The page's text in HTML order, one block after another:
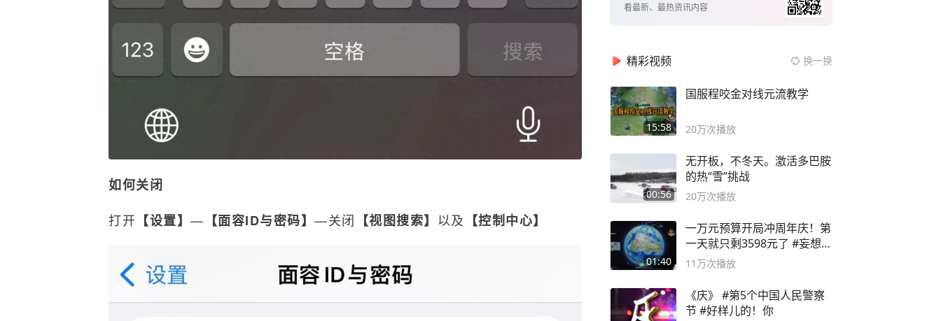
如何关闭
打开 【设置】 — 【面容ID与密码】 —关闭 【视图搜索】 以及 【控制中心】
看最新、最热资讯内容
精彩视频 换一换
15:58
国服程咬金对线元流教学
20万次播放
00:56
无开板，不冬天。激活多巴胺
的热“雪”挑战
20万次播放
01:40
一万元预算开局冲周年庆！第
一天就只剩3598元了 #妄想山
海
11万次播放
《庆》 #第5个中国人民警察
节 #好样儿的！你